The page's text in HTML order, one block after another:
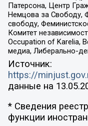
Патерсона, Центр
Немцова за Свободу,
свободу,
Комитет
Occupation of Karelia,
медиа, Либерально-
Источник:
https://
данные на
* Сведения
функции